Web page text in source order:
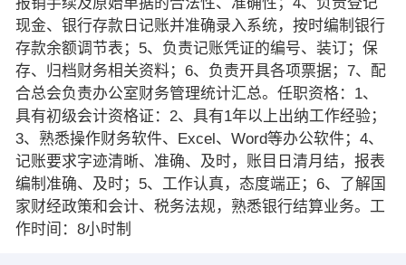
现金、银行存款日记账并准确录入系统，按时编制银行
存款余额调节表；5、负责记账凭证的编号、装订；保
存、归档财务相关资料；6、负责开具各项票据；7、配
合总会负责办公室财务管理统计汇总。任职资格：1、
具有初级会计资格证：2、具有1年以上出纳工作经验；
3、熟悉操作财务软件、Excel、Word等办公软件；4、
记账要求字迹清晰、准确、及时，账目日清月结，报表
编制准确、及时；5、工作认真，态度端正；6、了解国
家财经政策和会计、税务法规，熟悉银行结算业务。工
作时间：8小时制